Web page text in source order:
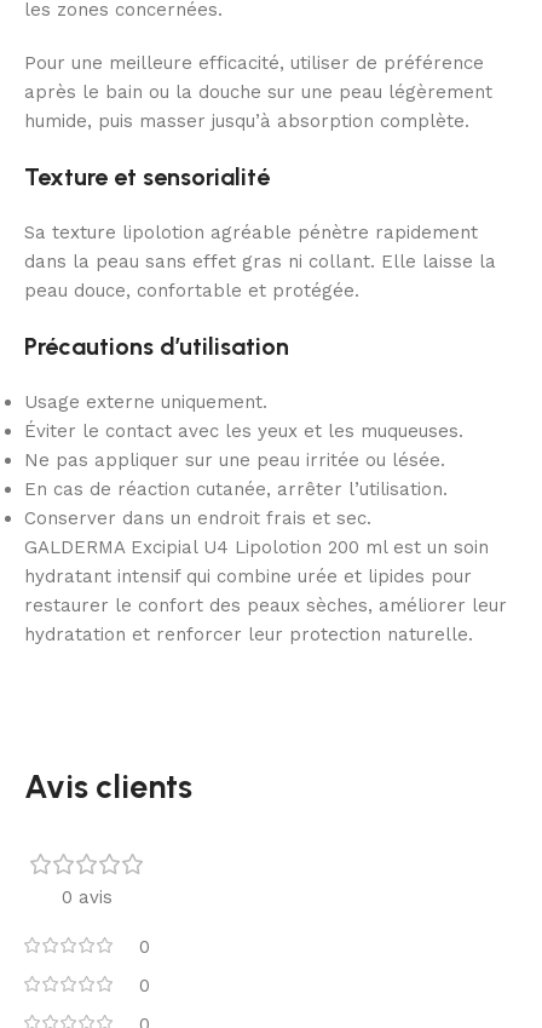
les zones concernées.
Pour une meilleure efficacité, utiliser de préférence
après le bain ou la douche sur une peau légèrement
humide, puis masser jusqu’à absorption complète.
Texture et sensorialité
Sa texture lipolotion agréable pénètre rapidement
dans la peau sans effet gras ni collant. Elle laisse la
peau douce, confortable et protégée.
Précautions d’utilisation
Usage externe uniquement.
Éviter le contact avec les yeux et les muqueuses.
Ne pas appliquer sur une peau irritée ou lésée.
En cas de réaction cutanée, arrêter l’utilisation.
Conserver dans un endroit frais et sec.
GALDERMA Excipial U4 Lipolotion 200 ml est un soin
hydratant intensif qui combine urée et lipides pour
restaurer le confort des peaux sèches, améliorer leur
hydratation et renforcer leur protection naturelle.
Avis clients
0 avis
0
0